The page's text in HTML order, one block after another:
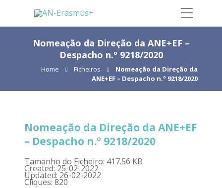
Nomeação da Direção da ANE+EF –
Despacho n.º 9218/2020
Home Ficheiros
Nomeação da Direção da
ANE+EF – Despacho n.º 9218/2020
Nomeação da Direção da ANE+EF
– Despacho n.º 9218/2020
Tamanho do Ficheiro: 417.56 KB
Created: 25-02-2022
Updated: 26-02-2022
Cliques: 820